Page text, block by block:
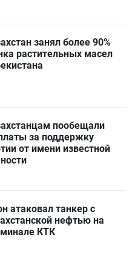
занял более 90%
растительных масел
пообещали
за поддержку
от имени известной
атаковал танкер с
нефтью на
КТК